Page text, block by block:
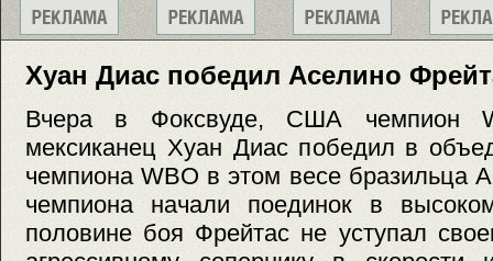
Хуан Диас победил Аселино
Вчера в Фоксвуде, США чемпион
мексиканец Хуан Диас победил в
чемпиона WBO в этом весе бразильца
чемпиона начали поединок в
половине боя Фрейтас не уступал